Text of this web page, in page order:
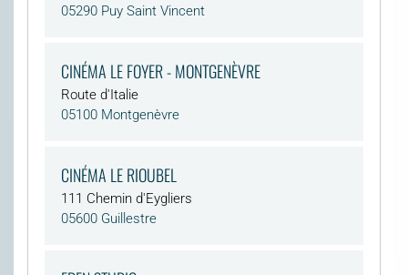
05290 Puy Saint Vincent
CINÉMA LE FOYER - MONTGENÈVRE
Route d'Italie
05100 Montgenèvre
CINÉMA LE RIOUBEL
111 Chemin d'Eygliers
05600 Guillestre